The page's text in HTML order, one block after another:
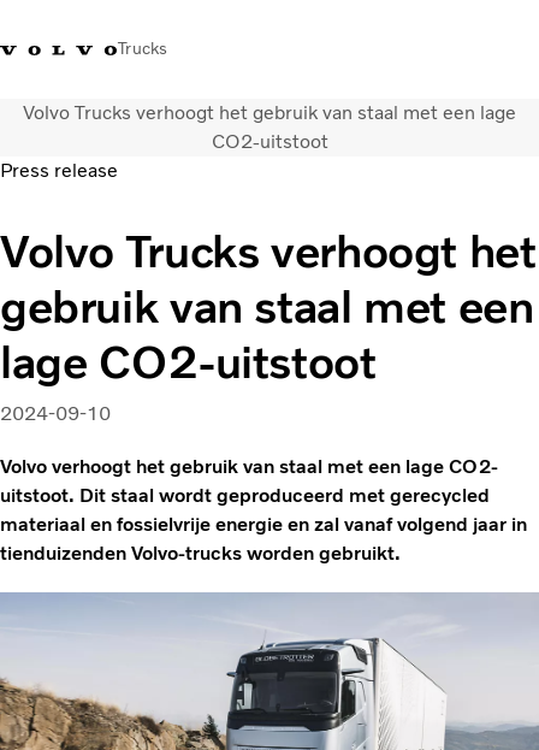
Trucks
ContactKennis vergrotenMerchandise InloggenNederland
CO2-reductie
Trucks
Truck Builder
Services
Dealer locator
Nieuws
Over ons
Volvo Trucks verhoogt het gebruik van staal met een lage
CO2-uitstoot
Press release
Volvo Trucks verhoogt het
gebruik van staal met een
lage CO2-uitstoot
2024-09-10
Volvo verhoogt het gebruik van staal met een lage CO2-
uitstoot. Dit staal wordt geproduceerd met gerecycled
materiaal en fossielvrije energie en zal vanaf volgend jaar in
tienduizenden Volvo-trucks worden gebruikt.